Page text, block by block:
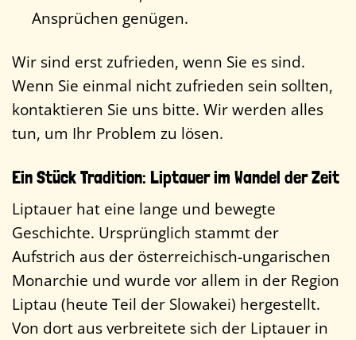
Ansprüchen genügen.
Wir sind erst zufrieden, wenn Sie es sind.
Wenn Sie einmal nicht zufrieden sein sollten,
kontaktieren Sie uns bitte. Wir werden alles
tun, um Ihr Problem zu lösen.
Ein Stück Tradition: Liptauer im Wandel der Zeit
Liptauer hat eine lange und bewegte
Geschichte. Ursprünglich stammt der
Aufstrich aus der österreichisch-ungarischen
Monarchie und wurde vor allem in der Region
Liptau (heute Teil der Slowakei) hergestellt.
Von dort aus verbreitete sich der Liptauer in